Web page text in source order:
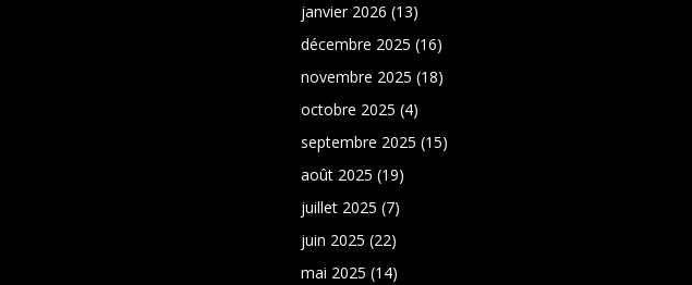
janvier 2026 (13)
décembre 2025 (16)
novembre 2025 (18)
octobre 2025 (4)
septembre 2025 (15)
août 2025 (19)
juillet 2025 (7)
juin 2025 (22)
mai 2025 (14)